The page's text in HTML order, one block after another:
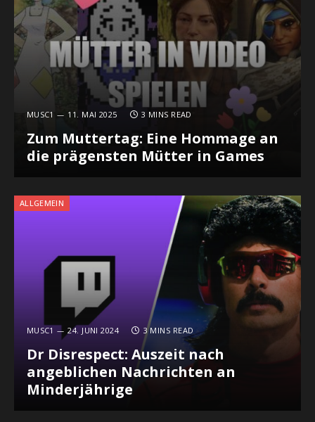
MUSC1 11. MAI 2025 3 MINS READ
Zum Muttertag: Eine Hommage an
die prägensten Mütter in Games
ALLGEMEIN
MUSC1 24. JUNI 2024 3 MINS READ
Dr Disrespect: Auszeit nach
angeblichen Nachrichten an
Minderjährige